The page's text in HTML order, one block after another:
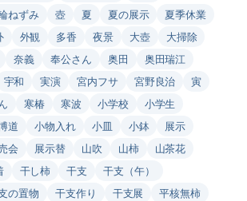
ねずみ 壺 夏 夏の展示
夏季休業
外観 多香 夜景 大壺
大掃除
奈義 奉公さん 奥田
奥田瑞江
宇和 実演 宮内フサ 宮野良治
寅
寒椿 寒波 小学校
小学生
道 小物入れ 小皿 小鉢
展示
会 展示替 山吹 山柿
山茶花
干し柿 干支
干支（午）
の置物 干支作り 干支展
平核無柿